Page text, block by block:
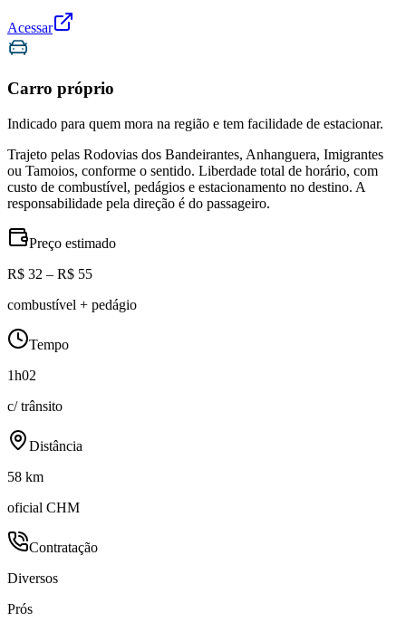
Acessar
Carro próprio
Indicado para quem mora na região e tem facilidade de estacionar.
Trajeto pelas Rodovias dos Bandeirantes, Anhanguera, Imigrantes
ou Tamoios, conforme o sentido. Liberdade total de horário, com
custo de combustível, pedágios e estacionamento no destino. A
responsabilidade pela direção é do passageiro.
Preço estimado
R$ 32 – R$ 55
combustível + pedágio
Tempo
1h02
c/ trânsito
Distância
58 km
oficial CHM
Contratação
Diversos
Prós